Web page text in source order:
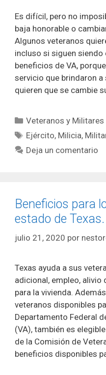
Es difícil, pero no
baja honorable o
Algunos veteranos
incluso si siguen
beneficios de VA,
servicio que brindaron
quieren que se cambie
Categorías
Veteranos y Militares
Etiquetas
Ejército, Milicia,
Deja un comentario
Beneficios para
estado de Texas.
julio 21, 2020 por
Texas ayuda a sus
adicional, empleo,
para la vivienda.
veteranos disponibles
Departamento Federal
(VA), también es
de la Comisión de
beneficios disponibles